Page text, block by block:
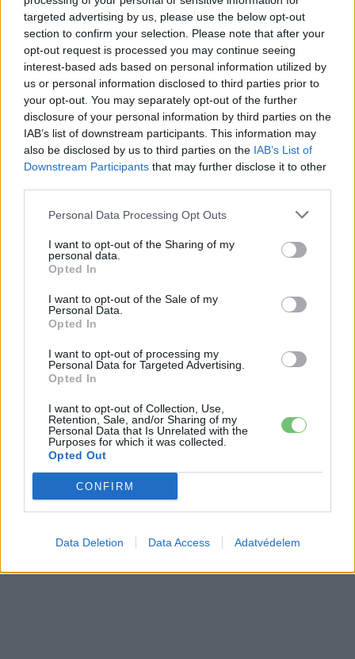
targeted advertising by us, please use the below opt-out
section to confirm your selection. Please note that after your
opt-out request is processed you may continue seeing
interest-based ads based on personal information utilized by
us or personal information disclosed to third parties prior to
your opt-out. You may separately opt-out of the further
disclosure of your personal information by third parties on the
IAB’s list of downstream participants. This information may
also be disclosed by us to third parties on the IAB’s List of
Downstream Participants that may further disclose it to other
Personal Data Processing Opt Outs
I want to opt-out of the Sharing of my
personal data.
Opted In
I want to opt-out of the Sale of my
Personal Data.
Opted In
I want to opt-out of processing my
Personal Data for Targeted Advertising.
Opted In
I want to opt-out of Collection, Use,
Retention, Sale, and/or Sharing of my
Personal Data that Is Unrelated with the
Purposes for which it was collected.
Opted Out
CONFIRM
Data Deletion Data Access Adatvédelem
KAPCSOLÓDÓ CIKKEK TÖBB A SZERZŐTŐL
Elektromos
autó
Porsche új vezére: jön az elektromos
718, és marad a Taycan is
Elektromos
Amíg Európa áramhiánytól tart, Texas
bevetett egy 500 MWh-s Tesla
energiatárolót
Elektromos
A Volkswagen csendben kínai
jövőjét